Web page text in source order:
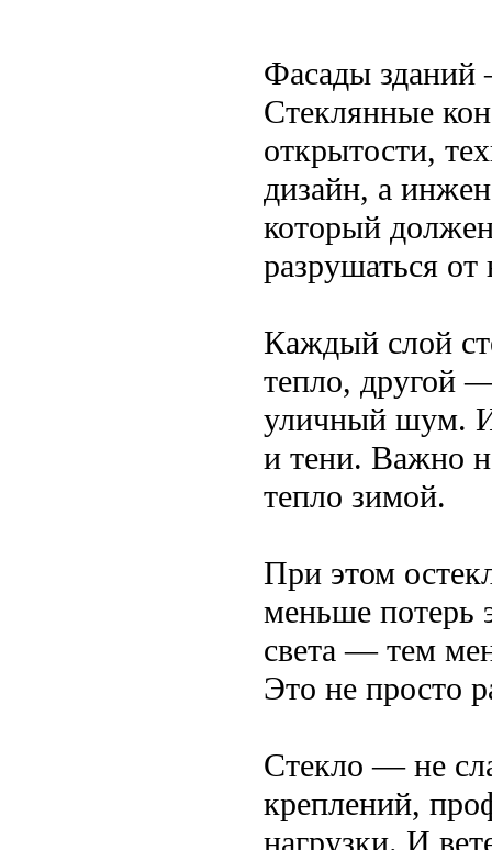
Фасады зданий
Стеклянные
открытости,
дизайн, а
который
разрушаться от
Каждый слой
тепло, другой
уличный шум. И
и тени. Важно
тепло зимой.
При этом
меньше потерь
света — тем
Это не просто
Стекло — не
креплений,
нагрузки. И